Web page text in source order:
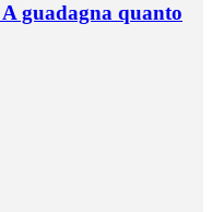
guadagna quanto